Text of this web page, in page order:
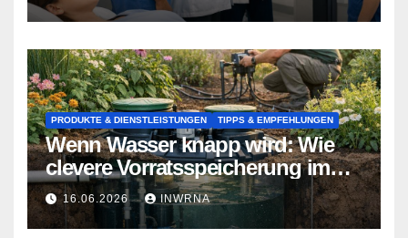
PRODUKTE & DIENSTLEISTUNGEN TIPPS & EMPFEHLUNGEN
Wenn Wasser knapp wird: Wie
clevere Vorratsspeicherung im
Garten zum Lebensretter wird
16.06.2026 INWRNA